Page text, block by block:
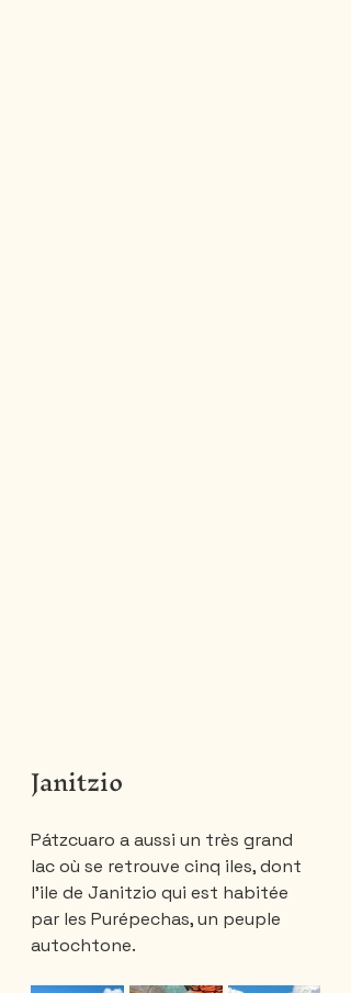
Janitzio
Pátzcuaro a aussi un très grand
lac où se retrouve cinq iles, dont
l'ile de Janitzio qui est habitée
par les Purépechas, un peuple
autochtone.